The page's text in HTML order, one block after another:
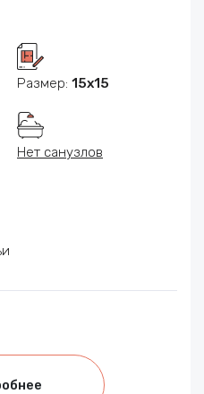
Размер: 15x15
Нет санузлов